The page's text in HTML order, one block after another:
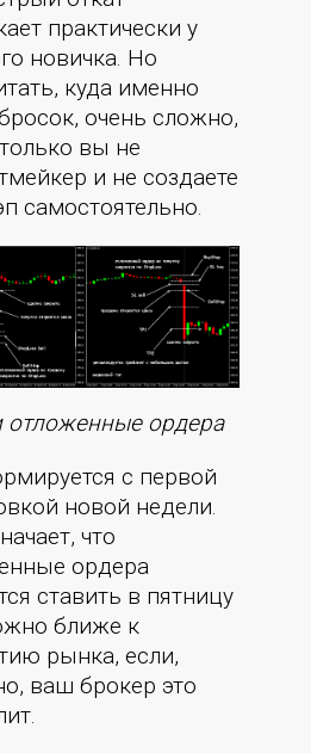
практически у
новичка. Но
куда именно
очень сложно,
вы не
и не создаете
самостоятельно.
отложенные ордера
с первой
новой недели.
что
ордера
ставить в пятницу
ближе к
рынка, если,
ваш брокер это